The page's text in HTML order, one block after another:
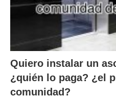
Quiero instalar un
¿quién lo paga? ¿el
comunidad?